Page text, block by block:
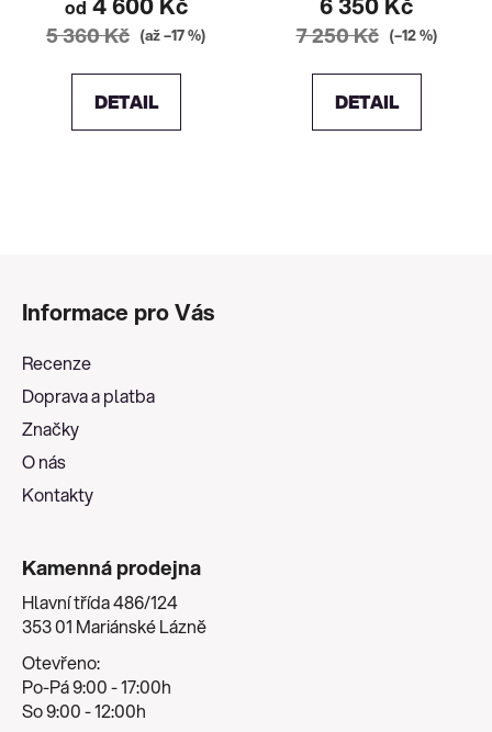
od
5 360 Kč (až –17 %)
DETAIL
7 250 Kč (–12 %)
DETAIL
Informace pro Vás
Recenze
Doprava a platba
Značky
O nás
Kontakty
Kamenná prodejna
Hlavní třída 486/124
353 01 Mariánské Lázně
Otevřeno:
Po-Pá 9:00 - 17:00h
So 9:00 - 12:00h